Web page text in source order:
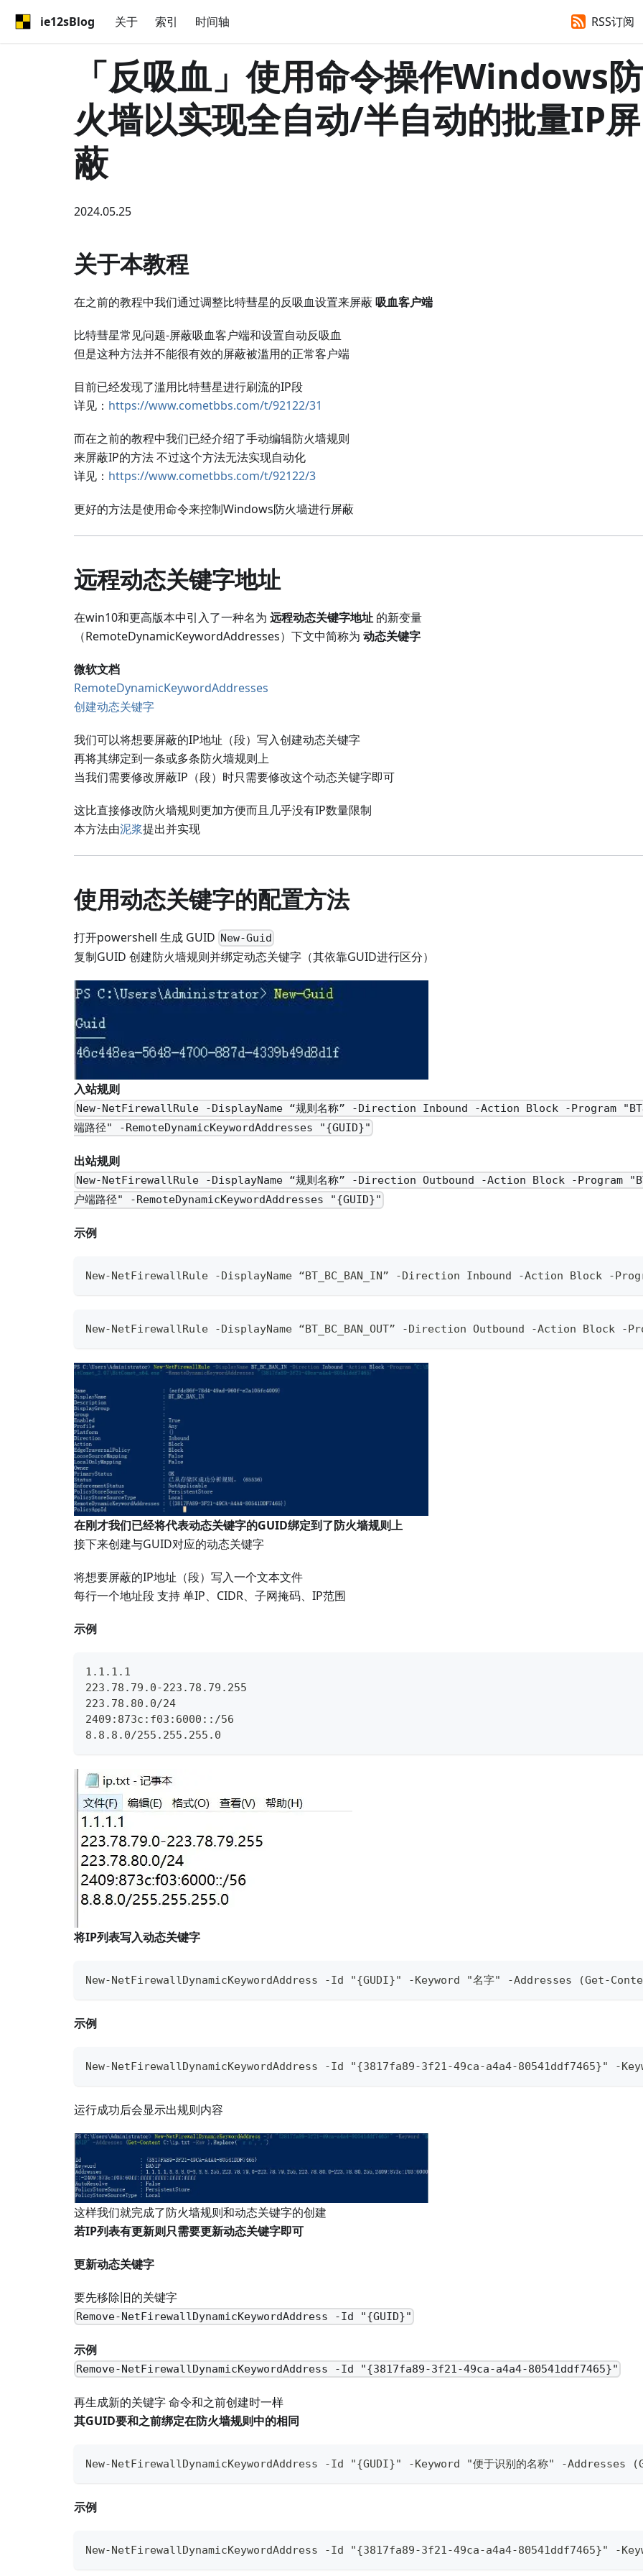
ie12sBlog 关于 索引 时间轴 RSS订阅
「反吸血」使用命令操作Windows防
火墙以实现全自动/半自动的批量IP屏
蔽
2024.05.25
关于本教程
在之前的教程中我们通过调整比特彗星的反吸血设置来屏蔽吸血客户端
比特彗星常见问题-屏蔽吸血客户端和设置自动反吸血
但是这种方法并不能很有效的屏蔽被滥用的正常客户端
目前已经发现了滥用比特彗星进行刷流的IP段
详见： https://www.cometbbs.com/t/92122/31
而在之前的教程中我们已经介绍了手动编辑防火墙规则
来屏蔽IP的方法 不过这个方法无法实现自动化
详见： https://www.cometbbs.com/t/92122/3
更好的方法是使用命令来控制Windows防火墙进行屏蔽
远程动态关键字地址
在win10和更高版本中引入了一种名为 远程动态关键字地址 的新变量
（RemoteDynamicKeywordAddresses）下文中简称为 动态关键字
微软文档
RemoteDynamicKeywordAddresses
创建动态关键字
我们可以将想要屏蔽的IP地址（段）写入创建动态关键字
再将其绑定到一条或多条防火墙规则上
当我们需要修改屏蔽IP（段）时只需要修改这个动态关键字即可
这比直接修改防火墙规则更加方便而且几乎没有IP数量限制
本方法由泥浆提出并实现
使用动态关键字的配置方法
打开powershell 生成 GUID New-Guid
复制GUID 创建防火墙规则并绑定动态关键字（其依靠GUID进行区分）
入站规则
New-NetFirewallRule -DisplayName “规则名称” -Direction Inbound -Action Block -Program "BT
端路径" -RemoteDynamicKeywordAddresses "{GUID}"
出站规则
New-NetFirewallRule -DisplayName “规则名称” -Direction Outbound -Action Block -Program
户端路径" -RemoteDynamicKeywordAddresses "{GUID}"
示例
New-NetFirewallRule -DisplayName “BT_BC_BAN_IN” -Direction Inbound -Action Block -
New-NetFirewallRule -DisplayName “BT_BC_BAN_OUT” -Direction Outbound -Action Block -
在刚才我们已经将代表动态关键字的GUID绑定到了防火墙规则上
接下来创建与GUID对应的动态关键字
将想要屏蔽的IP地址（段）写入一个文本文件
每行一个地址段 支持 单IP、CIDR、子网掩码、IP范围
示例
1.1.1.1
223.78.79.0-223.78.79.255
223.78.80.0/24
2409:873c:f03:6000::/56
8.8.8.0/255.255.255.0
将IP列表写入动态关键字
New-NetFirewallDynamicKeywordAddress -Id "{GUDI}" -Keyword "名字" -Addresses (Get-
示例
New-NetFirewallDynamicKeywordAddress -Id "{3817fa89-3f21-49ca-a4a4-
运行成功后会显示出规则内容
这样我们就完成了防火墙规则和动态关键字的创建
若IP列表有更新则只需要更新动态关键字即可
更新动态关键字
要先移除旧的关键字
Remove-NetFirewallDynamicKeywordAddress -Id "{GUID}"
示例
Remove-NetFirewallDynamicKeywordAddress -Id "{3817fa89-3f21-49ca-a4a4-80541ddf7465}"
再生成新的关键字 命令和之前创建时一样
其GUID要和之前绑定在防火墙规则中的相同
New-NetFirewallDynamicKeywordAddress -Id "{GUDI}" -Keyword "便于识别的名称" -
示例
New-NetFirewallDynamicKeywordAddress -Id "{3817fa89-3f21-49ca-a4a4-